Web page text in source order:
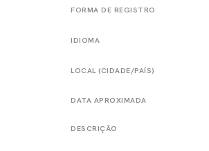
FORMA DE REGISTRO
IDIOMA
LOCAL (CIDADE/PAÍS)
DATA APROXIMADA
DESCRIÇÃO